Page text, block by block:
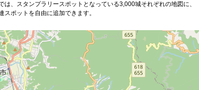
は、スタンプラリースポットとなっている3,000城それぞれの地図に、
ポットを自由に追加できます。